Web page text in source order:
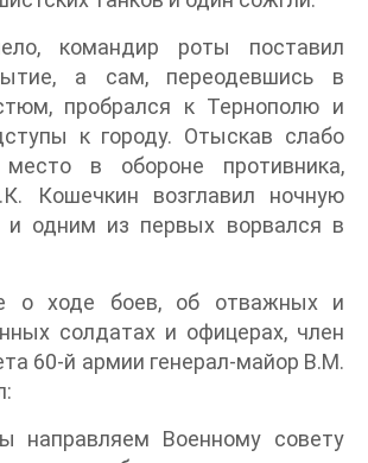
командир роты поставил
а сам, переодевшись в
пробрался к Тернополю и
к городу. Отыскав слабо
в обороне противника,
Кошечкин возглавил ночную
и одним из первых ворвался в
о ходе боев, об отважных и
солдатах и офицерах, член
60-й армии генерал-майор В.М.
направляем Военному совету